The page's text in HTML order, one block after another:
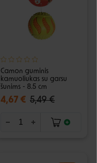
Camon guminis
kamuoliukas su garsu
šunims - 8.5 cm
4,67 € 5,49 €